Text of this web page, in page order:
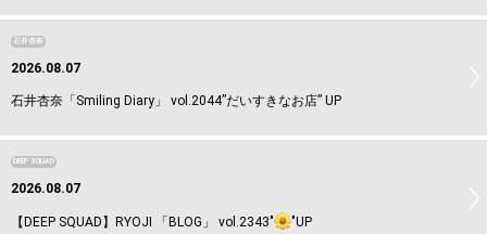
石井杏奈
2026.08.07
石井杏奈「Smiling Diary」 vol.2044”だいすきなお店” UP
DEEP SQUAD
2026.08.07
【DEEP SQUAD】RYOJI 「BLOG」 vol.2343" "UP